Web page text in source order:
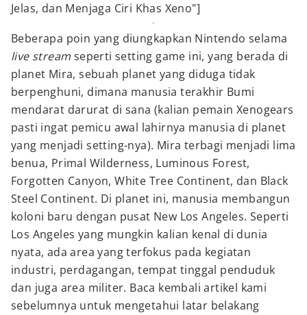
Jelas, dan Menjaga Ciri Khas Xeno"]
Beberapa poin yang diungkapkan Nintendo selama
live stream seperti setting game ini, yang berada di
planet Mira, sebuah planet yang diduga tidak
berpenghuni, dimana manusia terakhir Bumi
mendarat darurat di sana (kalian pemain Xenogears
pasti ingat pemicu awal lahirnya manusia di planet
yang menjadi setting-nya). Mira terbagi menjadi lima
benua, Primal Wilderness, Luminous Forest,
Forgotten Canyon, White Tree Continent, dan Black
Steel Continent. Di planet ini, manusia membangun
koloni baru dengan pusat New Los Angeles. Seperti
Los Angeles yang mungkin kalian kenal di dunia
nyata, ada area yang terfokus pada kegiatan
industri, perdagangan, tempat tinggal penduduk
dan juga area militer. Baca kembali artikel kami
sebelumnya untuk mengetahui latar belakang